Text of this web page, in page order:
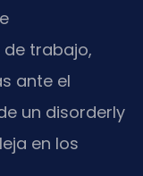
trabajo,
ante el
un disorderly
en los